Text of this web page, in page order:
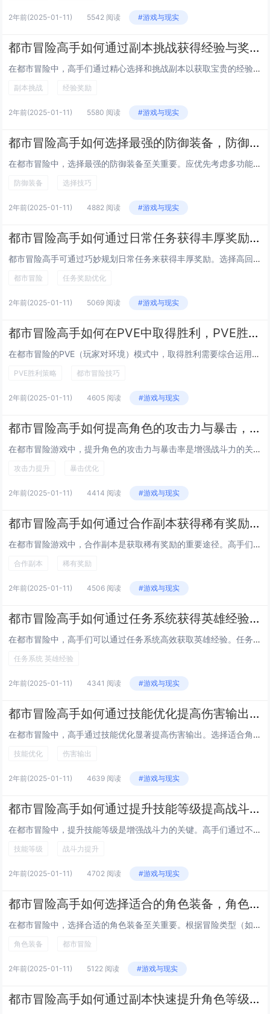
2年前(2025-01-11) 5542 阅读 #游戏与现实
都市冒险高手如何通过副本挑战获得经验与奖励，副本挑战技巧与奖励
在都市冒险中，高手们通过精心选择和挑战副本以获取宝贵的经验和丰厚的奖励。熟悉副本机制至关重要，包括怪物分布、BOSS技能及地形特点。合理组队，搭配不同职业角色，能有效提高通关效率。坦克型角色吸引火力，治疗者保证队伍生存，输出型角色则迅速消灭...
副本挑战 经验奖励
2年前(2025-01-11) 5580 阅读 #游戏与现实
都市冒险高手如何选择最强的防御装备，防御装备选择技巧
在都市冒险中，选择最强的防御装备至关重要。应优先考虑多功能性与轻便性兼备的装备，如防弹衣和护膝，确保行动灵活且安全。根据具体环境选择适合的材质，例如高强度纤维或复合材料，提供更好的防护效果。还需关注装备的耐用性和舒适度，避免长时间穿戴带来的...
防御装备 选择技巧
2年前(2025-01-11) 4882 阅读 #游戏与现实
都市冒险高手如何通过日常任务获得丰厚奖励，日常任务奖励最大化
都市冒险高手可通过巧妙规划日常任务来获得丰厚奖励。选择高回报的任务类型，如限时挑战或团队合作任务，这些任务往往提供更高的经验和金币奖励。合理安排时间，优先完成每日刷新的稀有任务，避免错过最佳时机。利用游戏中的增益道具和技能提升效率，缩短任务...
都市冒险 任务奖励优化
2年前(2025-01-11) 5069 阅读 #游戏与现实
都市冒险高手如何在PVE中取得胜利，PVE胜利策略与技巧
在都市冒险的PVE（玩家对环境）模式中，取得胜利需要综合运用策略与技巧。熟悉地图布局和怪物刷新点至关重要，这能帮助你提前规划路线，避开危险区域或设伏敌人。合理搭配技能和装备，根据敌人的弱点选择合适的攻击方式，如物理、魔法或混合输出。团队协作...
PVE胜利策略 都市冒险技巧
2年前(2025-01-11) 4605 阅读 #游戏与现实
都市冒险高手如何提高角色的攻击力与暴击，攻击力与暴击提升方法
在都市冒险游戏中，提升角色的攻击力与暴击率是增强战斗力的关键。装备强化是最直接的方式，通过升级武器、穿戴高品质防具，能够显著提高基础攻击力。镶嵌宝石或符文，选择带有攻击加成或暴击属性的材料，可以进一步优化角色属性。技能搭配也不容忽视，优先学...
攻击力提升 暴击优化
2年前(2025-01-11) 4414 阅读 #游戏与现实
都市冒险高手如何通过合作副本获得稀有奖励，合作副本奖励技巧
在都市冒险游戏中，合作副本是获取稀有奖励的重要途径。高手们通常会组队进入高难度副本，通过默契配合和合理分工来提高通关效率。关键在于选择适合的职业组合，如坦克、输出和治疗角色，确保队伍的稳定性和战斗力。熟悉副本机制和 Boss 技能也是成功的...
合作副本 稀有奖励
2年前(2025-01-11) 4506 阅读 #游戏与现实
都市冒险高手如何通过任务系统获得英雄经验，任务经验获取全攻略
在都市冒险中，高手们可以通过任务系统高效获取英雄经验。任务分为日常、主线和挑战三大类。日常任务简单且重复，奖励稳定，是积累经验的基础。主线任务则与剧情紧密相关，难度逐渐递增，完成后能获得大量经验及稀有道具。挑战任务不定期开放，难度较高但奖励...
任务系统 英雄经验
2年前(2025-01-11) 4341 阅读 #游戏与现实
都市冒险高手如何通过技能优化提高伤害输出，伤害优化技巧与策略
在都市冒险中，高手通过技能优化显著提高伤害输出。选择适合角色定位的核心技能，确保其具有高爆发或持续伤害能力。合理搭配被动技能，增强主技能效果，如增加暴击率、减少冷却时间等。装备方面，优先选择带有增伤属性的装备，并利用符文或宝石进一步提升特定...
技能优化 伤害输出
2年前(2025-01-11) 4639 阅读 #游戏与现实
都市冒险高手如何通过提升技能等级提高战斗力，技能等级与战斗力提升
在都市冒险中，提升技能等级是增强战斗力的关键。高手们通过不断积累经验值和完成高难度任务来升级技能，每提升一级，不仅基础属性如力量、敏捷和耐力会得到强化，技能的威力和效果也会显著提升。高等级技能还能解锁新的连招和特殊能力，使战斗策略更加多样化...
技能等级 战斗力提升
2年前(2025-01-11) 4702 阅读 #游戏与现实
都市冒险高手如何选择适合的角色装备，角色装备选择全解析
在都市冒险中，选择合适的角色装备至关重要。根据冒险类型（如潜行、战斗或探索）挑选基础装备，如轻便的防弹衣适合快速移动，重装甲则增强防护力但影响速度。武器选择需考虑场景需求，近战武器便于狭小空间，远程武器适合开阔地带。辅助工具如夜视仪、绳索等...
角色装备 都市冒险
2年前(2025-01-11) 5122 阅读 #游戏与现实
都市冒险高手如何通过副本快速提升角色等级，副本升级策略